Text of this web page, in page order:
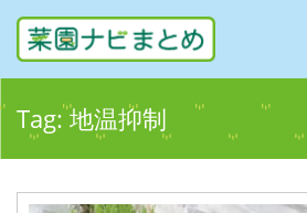
Tag:地温抑制